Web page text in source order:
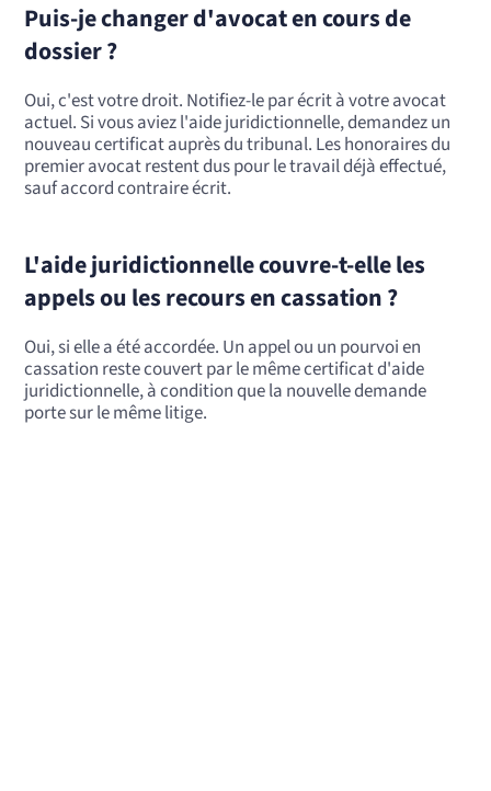
Puis-je changer d'avocat en cours de
dossier ?
Oui, c'est votre droit. Notifiez-le par écrit à votre avocat
actuel. Si vous aviez l'aide juridictionnelle, demandez un
nouveau certificat auprès du tribunal. Les honoraires du
premier avocat restent dus pour le travail déjà effectué,
sauf accord contraire écrit.
L'aide juridictionnelle couvre-t-elle les
appels ou les recours en cassation ?
Oui, si elle a été accordée. Un appel ou un pourvoi en
cassation reste couvert par le même certificat d'aide
juridictionnelle, à condition que la nouvelle demande
porte sur le même litige.